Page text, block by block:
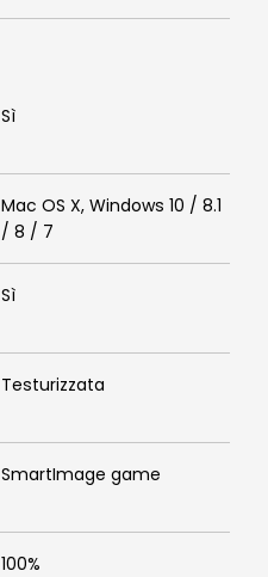
Sì
Mac OS X, Windows 10 / 8.1
/ 8 / 7
Sì
Testurizzata
SmartImage game
100%